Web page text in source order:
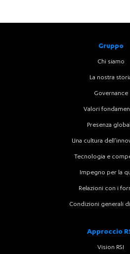
Gruppo
Chi siamo
La nostra
Governance
Valori
Presenza
Una cultura
Tecnologia e
Impegno per la
Relazioni con i
Condizioni generali
Approccio
Vision RSI